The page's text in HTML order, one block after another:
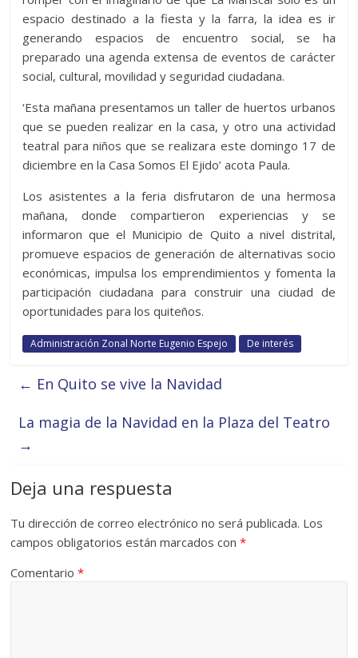
espacio destinado a la fiesta y la farra, la idea es ir
generando espacios de encuentro social, se ha
preparado una agenda extensa de eventos de carácter
social, cultural, movilidad y seguridad ciudadana.
‘Esta mañana presentamos un taller de huertos urbanos
que se pueden realizar en la casa, y otro una actividad
teatral para niños que se realizara este domingo 17 de
diciembre en la Casa Somos El Ejido’ acota Paula.
Los asistentes a la feria disfrutaron de una hermosa
mañana, donde compartieron experiencias y se
informaron que el Municipio de Quito a nivel distrital,
promueve espacios de generación de alternativas socio
económicas, impulsa los emprendimientos y fomenta la
participación ciudadana para construir una ciudad de
oportunidades para los quiteños.
Administración Zonal Norte Eugenio Espejo De interés
← En Quito se vive la Navidad
La magia de la Navidad en la Plaza del Teatro
→
Deja una respuesta
Tu dirección de correo electrónico no será publicada. Los
campos obligatorios están marcados con*
Comentario*